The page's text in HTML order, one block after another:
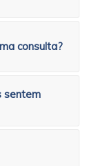
consulta?
sentem